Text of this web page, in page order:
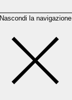
Nascondi la navigazione